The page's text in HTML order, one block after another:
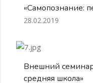
«Самопознание:
28.02.2019
Внешний
средняя школа»